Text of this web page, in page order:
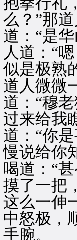
么？”那
道：“是
人道：“
似是极熟
道人微微
道：“穆
过来给我
道：“你
慢说给你
喝道：“
摸了一把
这么一伸
中怒极，
手腕。